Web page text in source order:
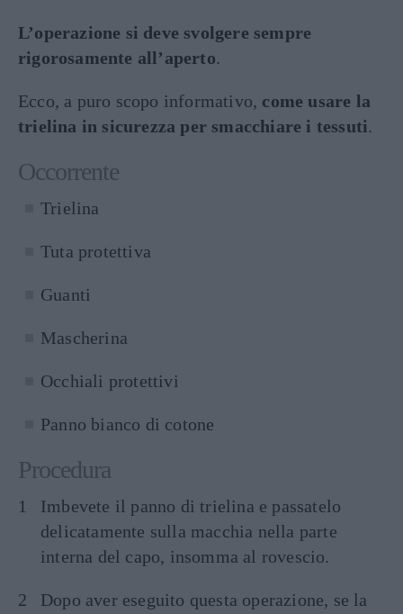
L’operazione si deve svolgere sempre
rigorosamente all’aperto.
Ecco, a puro scopo informativo, come usare la
trielina in sicurezza per smacchiare i tessuti.
Occorrente
Trielina
Tuta protettiva
Guanti
Mascherina
Occhiali protettivi
Panno bianco di cotone
Procedura
Imbevete il panno di trielina e passatelo
delicatamente sulla macchia nella parte
interna del capo, insomma al rovescio.
Dopo aver eseguito questa operazione, se la